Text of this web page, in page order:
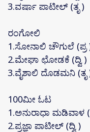
3.ವರ್ಷಾ ಪಾಟೀಲ್ (ತೃ )
ರಂಗೋಲಿ
1.ಸೋನಾಲಿ ಚೌಗುಲೆ (ಪ್ರ
2.ಮೇಘಾ ಛೋಡಕೆ (ದ್ವಿ )
3.ವೈಶಾಲಿ ದೊಡಮನಿ (ತೃ
100ಮೀ ಓಟ
1.ಅನುರಾಧಾ ಮಡಿವಾಳ
2.ಪ್ರಜ್ಞಾ ಪಾಟೀಲ್ (ದ್ವಿ )